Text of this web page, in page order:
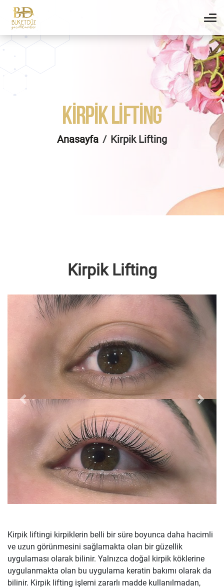
KIRPIK LIFTING
Anasayfa Kirpik Lifting
Kirpik Lifting
Geri İleri
Kirpik liftingi kirpiklerin belli bir süre boyunca daha hacimli
ve uzun görünmesini sağlamakta olan bir güzellik
uygulaması olarak bilinir. Yalnızca doğal kirpik köklerine
uygulanmakta olan bu uygulama keratin bakımı olarak da
bilinir. Kirpik lifting işlemi zararlı madde kullanılmadan,